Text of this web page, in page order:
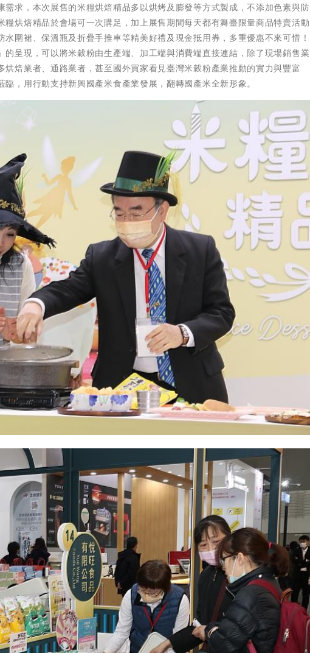
求，本次展售的米糧烘焙精品多以烘烤及膨發等方式製成，不添加色素與防
烘焙精品於會場可一次購足，加上展售期間每天都有舞臺限量商品特賣活動
圍裙、保溫瓶及折疊手推車等精美好禮及現金抵用券，多重優惠不來可惜！
呈現，可以將米穀粉由生產端、加工端與消費端直接連結，除了現場銷售業
焙業者、通路業者，甚至國外買家看見臺灣米穀粉產業推動的實力與豐富
，用行動支持新興國產米食產業發展，翻轉國產米全新形象。